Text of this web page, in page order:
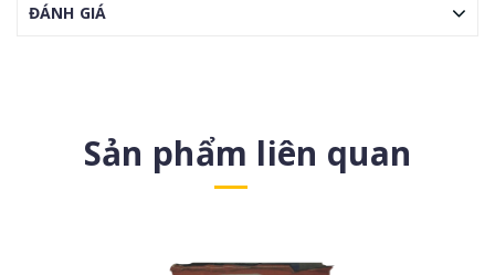
ĐÁNH GIÁ
Sản phẩm liên quan